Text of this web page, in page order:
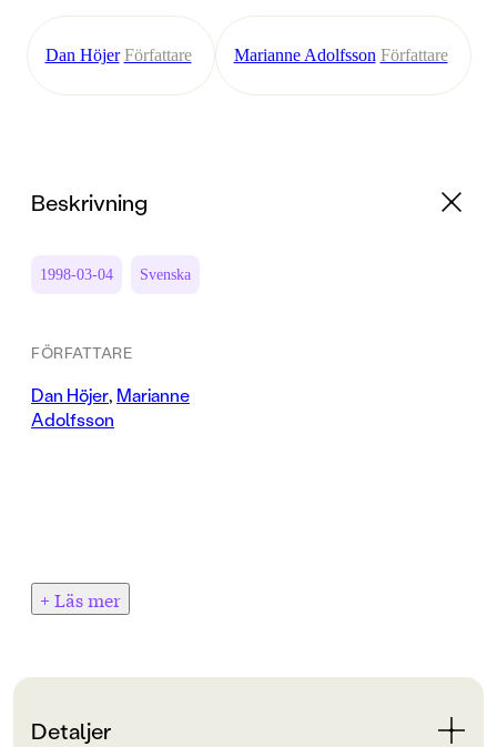
Dan Höjer Författare Marianne Adolfsson Författare
Beskrivning
1998-03-04 Svenska
FÖRFATTARE
Dan Höjer, Marianne
Adolfsson
+ Läs mer
Detaljer